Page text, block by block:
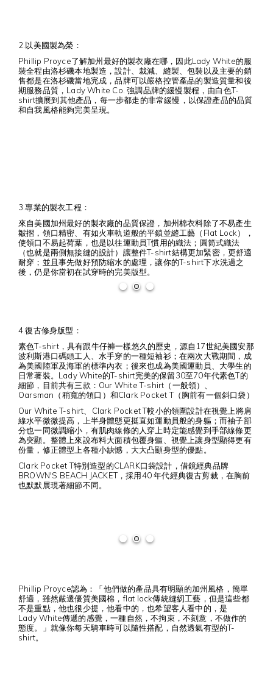
2.以美國製為榮：
Phillip Proyce了解加州最好的製衣廠在哪，因此Lady White的服
裝全程由洛杉磯本地製造，設計、裁減、縫製、包裝以及主要的銷
售都是在洛杉磯當地完成，品牌可以嚴格控管產品的製造質量和後
期服務品質，Lady White Co. 強調品牌的緩慢製程，由白色T-
shirt擴展到其他產品，每一步都走的非常緩慢，以保證產品的品質
和自我風格能夠完美呈現。
3.專業的製衣工程：
來自美國加州最好的製衣廠的品質保證，加州棉衣料除了不易產生
皺摺，領口精密、有如火車軌道般的平鎖並縫工藝（Flat Lock），
使領口不易起荷葉，也是以往運動員T慣用的織法；圓筒式織法
（也就是兩側無接縫的設計）讓整件T-shirt結構更加緊密，更舒適
耐穿；並且事先做好預防縮水的處理，讓你的T-shirt下水洗過之
後，仍是你當初在試穿時的完美版型。
4.復古修身版型：
素色T-shirt，具有跟牛仔褲一樣悠久的歷史，源自17世紀美國安那
波利斯港口碼頭工人、水手穿的一種短袖衫；在兩次大戰期間，成
為美國陸軍及海軍的標準內衣；後來也成為美國運動員、大學生的
日常著裝。Lady White的T-shirt完美的保留30至70年代素色T的
細節，目前共有三款：Our White T-shirt（一般領）、
Oarsman（稍寬的領口）和Clark Pocket T（胸前有一個斜口袋）
Our White T-shirt、Clark Pocket T較小的領圍設計在視覺上將肩
線水平微微提高，上半身體態更挺直如運動員般的身軀；而袖子部
分也一同微調縮小，有肌肉線條的人穿上時定能感覺到手部線條更
為突顯。整體上來說布料大面積包覆身軀、視覺上讓身型顯得更有
份量，修正體型上各種小缺憾，大大凸顯身型的優點。
Clark Pocket T特別造型的CLARK口袋設計，借鏡經典品牌
BROWN'S BEACH JACKET，採用40 年代經典復古剪裁，在胸前
也默默展現著細節不同。
Phillip Proyce認為：「他們做的產品具有明顯的加州風格，簡單
舒適，雖然嚴選優質美國棉，flat lock傳統縫紉工藝，但是這些都
不是重點，他也很少提，他看中的，也希望客人看中的，是
Lady White傳遞的感覺，一種自然，不拘束，不刻意，不做作的
態度。」就像你每天騎車時可以隨性搭配，自然透氣有型的T-
shirt。